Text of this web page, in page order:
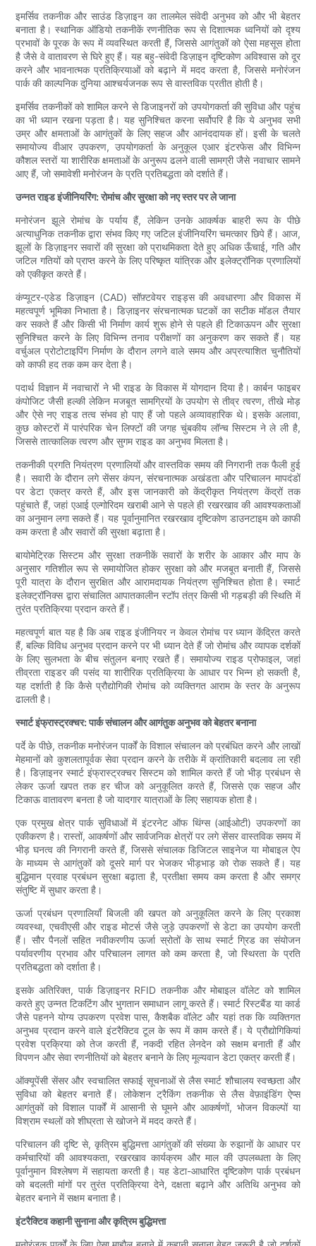
इमर्सिव तकनीक और साउंड डिज़ाइन का तालमेल संवेदी अनुभव को और भी बेहतर
बनाता है। स्थानिक ऑडियो तकनीकें रणनीतिक रूप से दिशात्मक ध्वनियों को दृश्य
प्रभावों के पूरक के रूप में व्यवस्थित करती हैं, जिससे आगंतुकों को ऐसा महसूस होता
है जैसे वे वातावरण से घिरे हुए हैं। यह बहु-संवेदी डिज़ाइन दृष्टिकोण अविश्वास को दूर
करने और भावनात्मक प्रतिक्रियाओं को बढ़ाने में मदद करता है, जिससे मनोरंजन
पार्क की काल्पनिक दुनिया आश्चर्यजनक रूप से वास्तविक प्रतीत होती है।
इमर्सिव तकनीकों को शामिल करने से डिजाइनरों को उपयोगकर्ता की सुविधा और पहुंच
का भी ध्यान रखना पड़ता है। यह सुनिश्चित करना सर्वोपरि है कि ये अनुभव सभी
उम्र और क्षमताओं के आगंतुकों के लिए सहज और आनंददायक हों। इसी के चलते
समायोज्य वीआर उपकरण, उपयोगकर्ता के अनुकूल एआर इंटरफेस और विभिन्न
कौशल स्तरों या शारीरिक क्षमताओं के अनुरूप ढलने वाली सामग्री जैसे नवाचार सामने
आए हैं, जो समावेशी मनोरंजन के प्रति प्रतिबद्धता को दर्शाते हैं।
उन्नत राइड इंजीनियरिंग: रोमांच और सुरक्षा को नए स्तर पर ले जाना
मनोरंजन झूले रोमांच के पर्याय हैं, लेकिन उनके आकर्षक बाहरी रूप के पीछे
अत्याधुनिक तकनीक द्वारा संभव किए गए जटिल इंजीनियरिंग चमत्कार छिपे हैं। आज,
झूलों के डिज़ाइनर सवारों की सुरक्षा को प्राथमिकता देते हुए अधिक ऊँचाई, गति और
जटिल गतियों को प्राप्त करने के लिए परिष्कृत यांत्रिक और इलेक्ट्रॉनिक प्रणालियों
को एकीकृत करते हैं।
कंप्यूटर-एडेड डिज़ाइन (CAD) सॉफ़्टवेयर राइड्स की अवधारणा और विकास में
महत्वपूर्ण भूमिका निभाता है। डिज़ाइनर संरचनात्मक घटकों का सटीक मॉडल तैयार
कर सकते हैं और किसी भी निर्माण कार्य शुरू होने से पहले ही टिकाऊपन और सुरक्षा
सुनिश्चित करने के लिए विभिन्न तनाव परीक्षणों का अनुकरण कर सकते हैं। यह
वर्चुअल प्रोटोटाइपिंग निर्माण के दौरान लगने वाले समय और अप्रत्याशित चुनौतियों
को काफी हद तक कम कर देता है।
पदार्थ विज्ञान में नवाचारों ने भी राइड के विकास में योगदान दिया है। कार्बन फाइबर
कंपोजिट जैसी हल्की लेकिन मजबूत सामग्रियों के उपयोग से तीव्र त्वरण, तीखे मोड़
और ऐसे नए राइड तत्व संभव हो पाए हैं जो पहले अव्यावहारिक थे। इसके अलावा,
कुछ कोस्टरों में पारंपरिक चेन लिफ्टों की जगह चुंबकीय लॉन्च सिस्टम ने ले ली है,
जिससे तात्कालिक त्वरण और सुगम राइड का अनुभव मिलता है।
तकनीकी प्रगति नियंत्रण प्रणालियों और वास्तविक समय की निगरानी तक फैली हुई
है। सवारी के दौरान लगे सेंसर कंपन, संरचनात्मक अखंडता और परिचालन मापदंडों
पर डेटा एकत्र करते हैं, और इस जानकारी को केंद्रीकृत नियंत्रण केंद्रों तक
पहुंचाते हैं, जहां एआई एल्गोरिदम खराबी आने से पहले ही रखरखाव की आवश्यकताओं
का अनुमान लगा सकते हैं। यह पूर्वानुमानित रखरखाव दृष्टिकोण डाउनटाइम को काफी
कम करता है और सवारों की सुरक्षा बढ़ाता है।
बायोमेट्रिक सिस्टम और सुरक्षा तकनीकें सवारों के शरीर के आकार और माप के
अनुसार गतिशील रूप से समायोजित होकर सुरक्षा को और मजबूत बनाती हैं, जिससे
पूरी यात्रा के दौरान सुरक्षित और आरामदायक नियंत्रण सुनिश्चित होता है। स्मार्ट
इलेक्ट्रॉनिक्स द्वारा संचालित आपातकालीन स्टॉप तंत्र किसी भी गड़बड़ी की स्थिति में
तुरंत प्रतिक्रिया प्रदान करते हैं।
महत्वपूर्ण बात यह है कि अब राइड इंजीनियर न केवल रोमांच पर ध्यान केंद्रित करते
हैं, बल्कि विविध अनुभव प्रदान करने पर भी ध्यान देते हैं जो रोमांच और व्यापक दर्शकों
के लिए सुलभता के बीच संतुलन बनाए रखते हैं। समायोज्य राइड प्रोफाइल, जहां
तीव्रता राइडर की पसंद या शारीरिक प्रतिक्रिया के आधार पर भिन्न हो सकती है,
यह दर्शाती है कि कैसे प्रौद्योगिकी रोमांच को व्यक्तिगत आराम के स्तर के अनुरूप
ढालती है।
स्मार्ट इंफ्रास्ट्रक्चर: पार्क संचालन और आगंतुक अनुभव को बेहतर बनाना
पर्दे के पीछे, तकनीक मनोरंजन पार्कों के विशाल संचालन को प्रबंधित करने और लाखों
मेहमानों को कुशलतापूर्वक सेवा प्रदान करने के तरीके में क्रांतिकारी बदलाव ला रही
है। डिज़ाइनर स्मार्ट इंफ्रास्ट्रक्चर सिस्टम को शामिल करते हैं जो भीड़ प्रबंधन से
लेकर ऊर्जा खपत तक हर चीज को अनुकूलित करते हैं, जिससे एक सहज और
टिकाऊ वातावरण बनता है जो यादगार यात्राओं के लिए सहायक होता है।
एक प्रमुख क्षेत्र पार्क सुविधाओं में इंटरनेट ऑफ थिंग्स (आईओटी) उपकरणों का
एकीकरण है। रास्तों, आकर्षणों और सार्वजनिक क्षेत्रों पर लगे सेंसर वास्तविक समय में
भीड़ घनत्व की निगरानी करते हैं, जिससे संचालक डिजिटल साइनेज या मोबाइल ऐप
के माध्यम से आगंतुकों को दूसरे मार्ग पर भेजकर भीड़भाड़ को रोक सकते हैं। यह
बुद्धिमान प्रवाह प्रबंधन सुरक्षा बढ़ाता है, प्रतीक्षा समय कम करता है और समग्र
संतुष्टि में सुधार करता है।
ऊर्जा प्रबंधन प्रणालियाँ बिजली की खपत को अनुकूलित करने के लिए प्रकाश
व्यवस्था, एचवीएसी और राइड मोटर्स जैसे जुड़े उपकरणों से डेटा का उपयोग करती
हैं। सौर पैनलों सहित नवीकरणीय ऊर्जा स्रोतों के साथ स्मार्ट ग्रिड का संयोजन
पर्यावरणीय प्रभाव और परिचालन लागत को कम करता है, जो स्थिरता के प्रति
प्रतिबद्धता को दर्शाता है।
इसके अतिरिक्त, पार्क डिज़ाइनर RFID तकनीक और मोबाइल वॉलेट को शामिल
करते हुए उन्नत टिकटिंग और भुगतान समाधान लागू करते हैं। स्मार्ट रिस्टबैंड या कार्ड
जैसे पहनने योग्य उपकरण प्रवेश पास, कैशबैक वॉलेट और यहां तक ​​कि व्यक्तिगत
अनुभव प्रदान करने वाले इंटरैक्टिव टूल के रूप में काम करते हैं। ये प्रौद्योगिकियां
प्रवेश प्रक्रिया को तेज करती हैं, नकदी रहित लेनदेन को सक्षम बनाती हैं और
विपणन और सेवा रणनीतियों को बेहतर बनाने के लिए मूल्यवान डेटा एकत्र करती हैं।
ऑक्यूपेंसी सेंसर और स्वचालित सफाई सूचनाओं से लैस स्मार्ट शौचालय स्वच्छता और
सुविधा को बेहतर बनाते हैं। लोकेशन ट्रैकिंग तकनीक से लैस वेफ़ाइंडिंग ऐप्स
आगंतुकों को विशाल पार्कों में आसानी से घूमने और आकर्षणों, भोजन विकल्पों या
विश्राम स्थलों को शीघ्रता से खोजने में मदद करते हैं।
परिचालन की दृष्टि से, कृत्रिम बुद्धिमत्ता आगंतुकों की संख्या के रुझानों के आधार पर
कर्मचारियों की आवश्यकता, रखरखाव कार्यक्रम और माल की उपलब्धता के लिए
पूर्वानुमान विश्लेषण में सहायता करती है। यह डेटा-आधारित दृष्टिकोण पार्क प्रबंधन
को बदलती मांगों पर तुरंत प्रतिक्रिया देने, दक्षता बढ़ाने और अतिथि अनुभव को
बेहतर बनाने में सक्षम बनाता है।
इंटरैक्टिव कहानी सुनाना और कृत्रिम बुद्धिमत्ता